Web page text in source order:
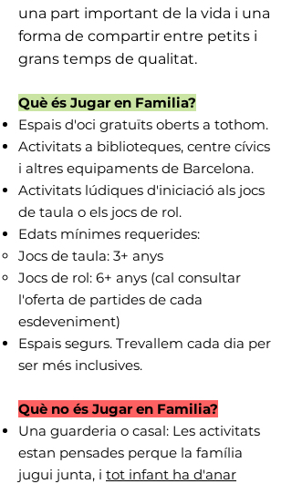
una part important de la vida i una
forma de compartir entre petits i
grans temps de qualitat.
Què és Jugar en Familia?
Espais d'oci gratuïts oberts a tothom.
Activitats a biblioteques, centre cívics
i altres equipaments de Barcelona.
Activitats lúdiques d'iniciació als jocs
de taula o els jocs de rol.
Edats mínimes requerides:
Jocs de taula: 3+ anys​
Jocs de rol: 6+ anys (cal consultar
l'oferta de partides de cada
esdeveniment)
Espais segurs. Trevallem cada dia per
ser més inclusives.
Què no és Jugar en Familia?
Una guarderia o casal: Les activitats
estan pensades perque la família
jugui junta, i tot infant ha d'anar